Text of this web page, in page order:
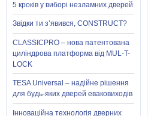
5 кроків у виборі незламних дверей
Звідки ти з’явився, CONSTRUCT?
CLASSICPRO – нова патентована
циліндрова платформа від MUL-T-
LOCK
TESA Universal – надійне рішення
для будь-яких дверей еваковиходів
Інноваційна технологія дверних